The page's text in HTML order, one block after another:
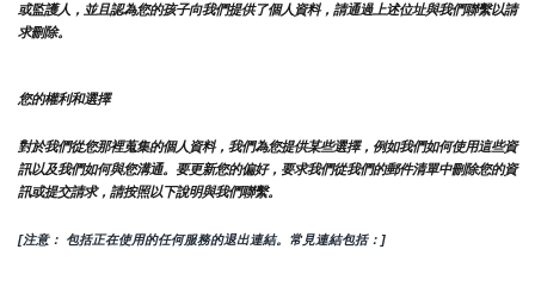
或監護人，並且認為您的孩子向我們提供了個人資料，請通過上述位址與我們聯繫以請
求刪除。
您的權利和選擇
對於我們從您那裡蒐集的個人資料，我們為您提供某些選擇，例如我們如何使用這些資
訊以及我們如何與您溝通。要更新您的偏好，要求我們從我們的郵件清單中刪除您的資
訊或提交請求，請按照以下說明與我們聯繫。
[注意： 包括正在使用的任何服務的退出連結。常見連結包括：]